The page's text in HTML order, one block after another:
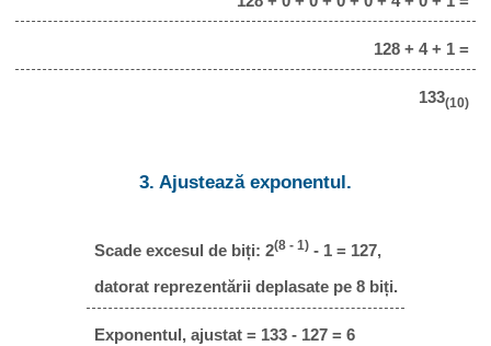
128 + 4 + 1 =
133(10)
3. Ajustează exponentul.
Scade excesul de biți: 2(8 - 1)- 1 = 127,
datorat reprezentării deplasate pe 8 biți.
Exponentul, ajustat = 133 - 127 = 6